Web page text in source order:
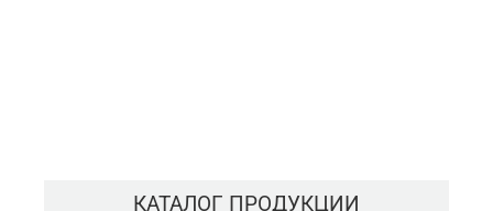
КАТАЛОГ ПРОДУКЦИИ